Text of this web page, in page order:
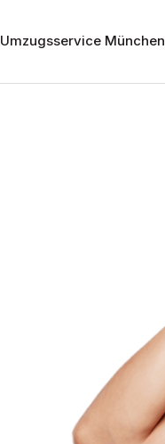
Umzugsservice München